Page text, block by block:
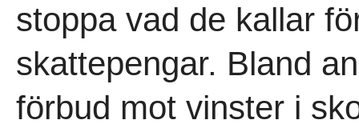
stoppa vad de kallar
skattepengar. Bland
förbud mot vinster i